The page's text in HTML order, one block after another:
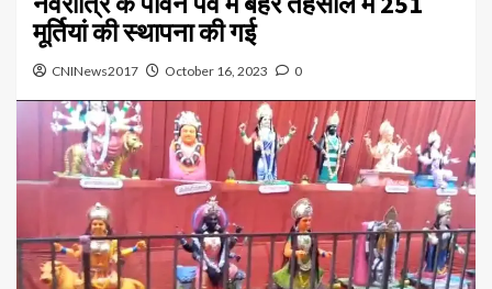
मूर्तियां की स्थापना की गई
CNINews2017 October 16, 2023 0